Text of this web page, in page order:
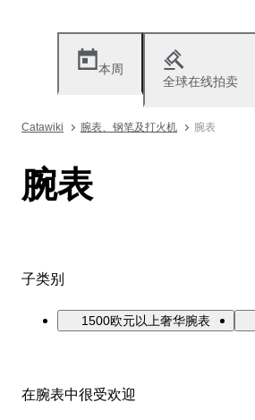
本周
全球在线拍卖
Catawiki 腕表、钢笔及打火机 腕表
腕表
子类别
1500欧元以上奢华腕表
在腕表中很受欢迎